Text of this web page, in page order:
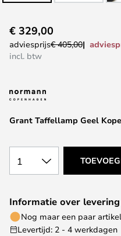
naar
het
de
gallerij
Grant Taffellamp Geel
€ 329,00
adviesprijs€ 405,00
incl. btw
1
Informatie over levering
Nog maar een paar
Levertijd: 2 - 4 werkdagen